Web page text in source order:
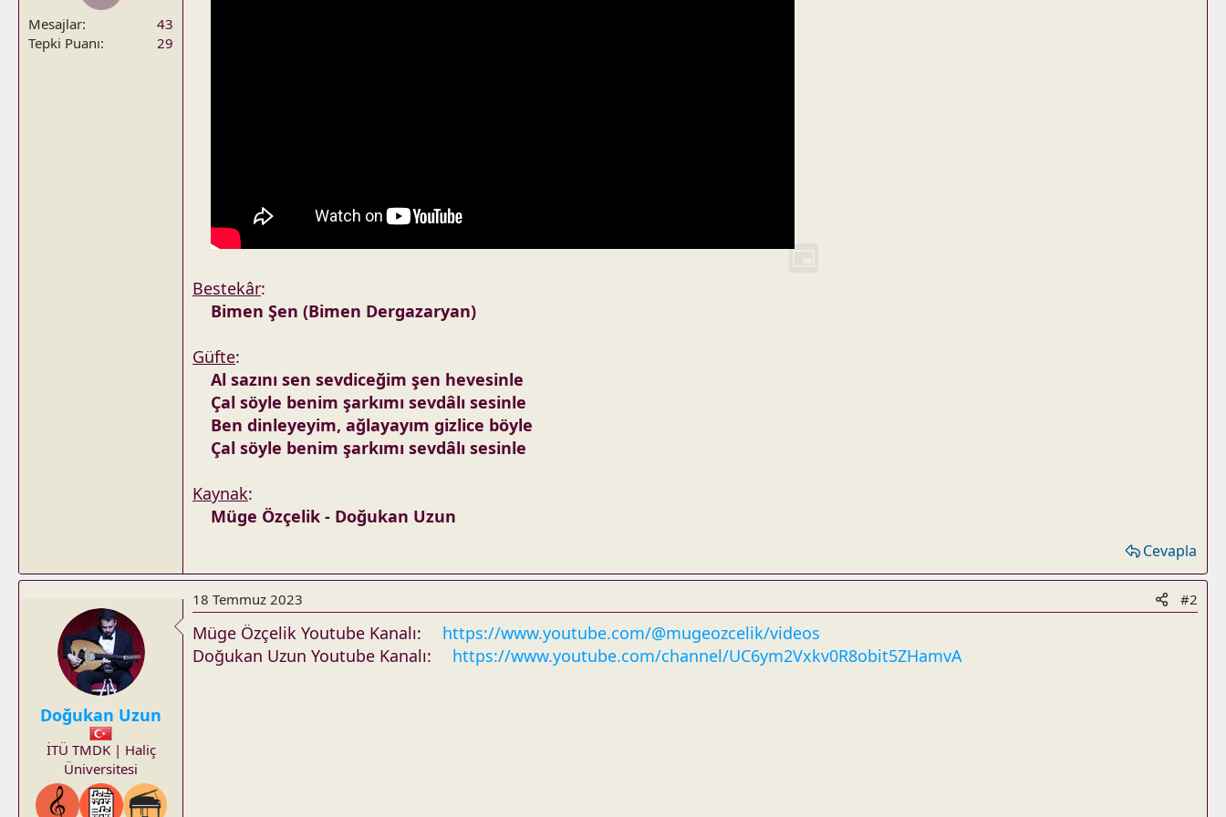
Mesajlar
43
Tepki Puanı
29
Bestekâr:
Bimen Şen (Bimen Dergazaryan)
Güfte:
Al sazını sen sevdiceğim şen hevesinle
Çal söyle benim şarkımı sevdâlı sesinle
Ben dinleyeyim, ağlayayım gizlice böyle
Çal söyle benim şarkımı sevdâlı sesinle
Kaynak:
Müge Özçelik - Doğukan Uzun
Cevapla
Doğukan Uzun
İTÜ TMDK | Haliç
Üniversitesi
18 Temmuz 2023 #2
Müge Özçelik Youtube Kanalı:
https://www.youtube.com/@mugeozcelik/videos
Doğukan Uzun Youtube Kanalı:
https://www.youtube.com/channel/UC6ym2Vxkv0R8obit5ZHamvA